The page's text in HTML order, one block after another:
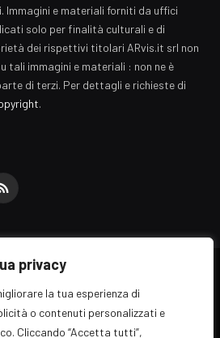
privacy
la tua esperienza di
o contenuti personalizzati e
Cliccando “Accetta tutti”,
e materiali forniti da uffici
solo per finalità culturali e di
dei rispettivi titolari ARvis.it srl non
tali immagini e materiali : non ne è
di terzi. Per dettagli e richieste di
.
RSS
Rome Designed by ARvis.it
giornalistica di carattere generalista
di Roma - Numero 389/2008
Raffaella Roani - ISSN: 2036-783X